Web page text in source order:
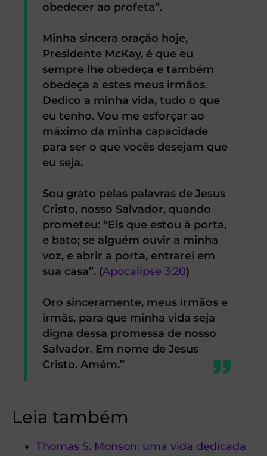
obedecer ao profeta”.
Minha sincera oração hoje,
Presidente McKay, é que eu
sempre lhe obedeça e também
obedeça a estes meus irmãos.
Dedico a minha vida, tudo o que
eu tenho. Vou me esforçar ao
máximo da minha capacidade
para ser o que vocês desejam que
eu seja.
Sou grato pelas palavras de Jesus
Cristo, nosso Salvador, quando
prometeu: “Eis que estou à porta,
e bato; se alguém ouvir a minha
voz, e abrir a porta, entrarei em
sua casa”. (Apocalipse 3:20)
Oro sinceramente, meus irmãos e
irmãs, para que minha vida seja
digna dessa promessa de nosso
Salvador. Em nome de Jesus
Cristo. Amém.”
Leia também
Thomas S. Monson: uma vida dedicada